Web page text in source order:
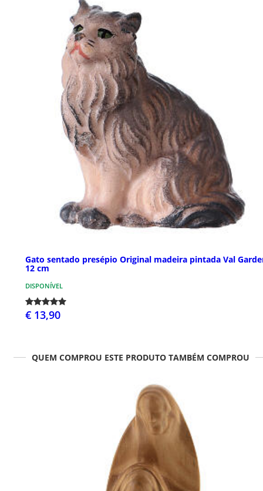
Gato sentado presépio Original madeira pintada Val
12 cm
DISPONÍVEL
€ 13,90
QUEM COMPROU ESTE PRODUTO TAMBÉM COMPROU